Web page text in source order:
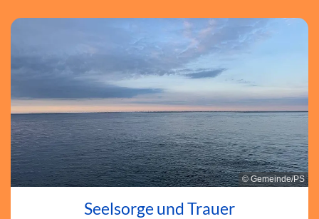
© Gemeinde/PS
Seelsorge und Trauer